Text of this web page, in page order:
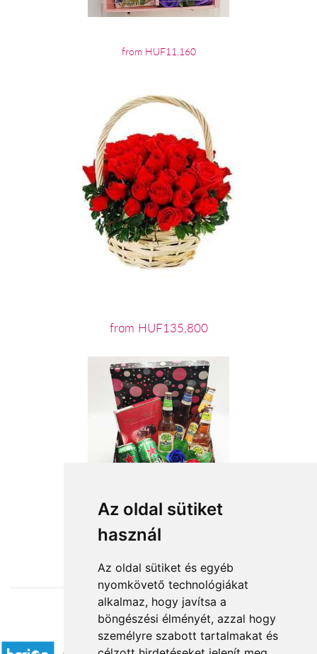
Az oldal sütiket
használ
Az oldal sütiket és egyéb
nyomkövető technológiákat
alkalmaz, hogy javítsa a
böngészési élményét, azzal hogy
személyre szabott tartalmakat és
from HUF11,160
from HUF135,800
from HUF17,000
Accepted payment methods